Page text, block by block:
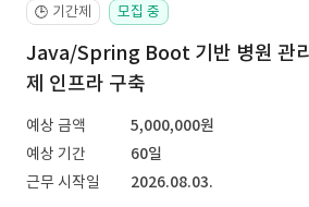
🕒 기간제 모집 중
Java/Spring Boot 기반 병원 관
제 인프라 구축
예상 금액
5,000,000원
예상 기간
60일
근무 시작일
2026.08.03.